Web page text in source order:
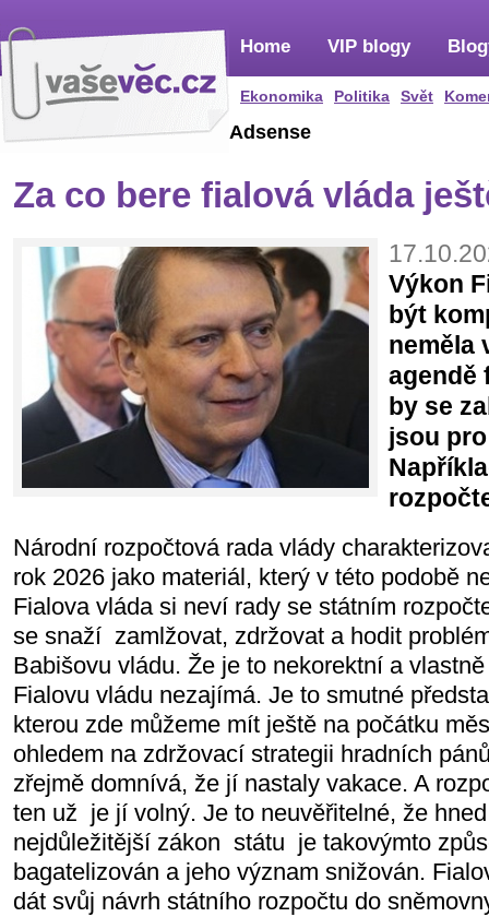
Home
Ekonomika Politika Svět
VIP blogy
Adsense
Za co bere fialová vláda
Výkon
být
neměla
agendě
by se
jsou
Národní rozpočtová rada vlády
rok 2026 jako materiál, který v této podobě
Fialova vláda si neví rady se státním
se snaží zamlžovat, zdržovat a hodit
Babišovu vládu. Že je to nekorektní a
Fialovu vládu nezajímá. Je to smutné
kterou zde můžeme mít ještě na počátku
ohledem na zdržovací strategii hradních
zřejmě domnívá, že jí nastaly vakace. A
ten už je jí volný. Je to neuvěřitelné, že
nejdůležitější zákon státu je takovýmto
bagatelizován a jeho význam snižován.
dát svůj návrh státního rozpočtu do